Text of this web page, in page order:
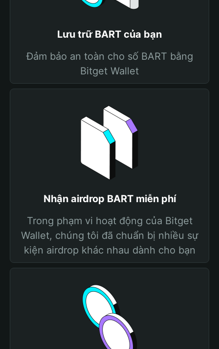
Lưu trữ BART của bạn
Đảm bảo an toàn cho số BART bằng
Bitget Wallet
Nhận airdrop BART miễn phí
Trong phạm vi hoạt động của Bitget
Wallet, chúng tôi đã chuẩn bị nhiều sự
kiện airdrop khác nhau dành cho bạn